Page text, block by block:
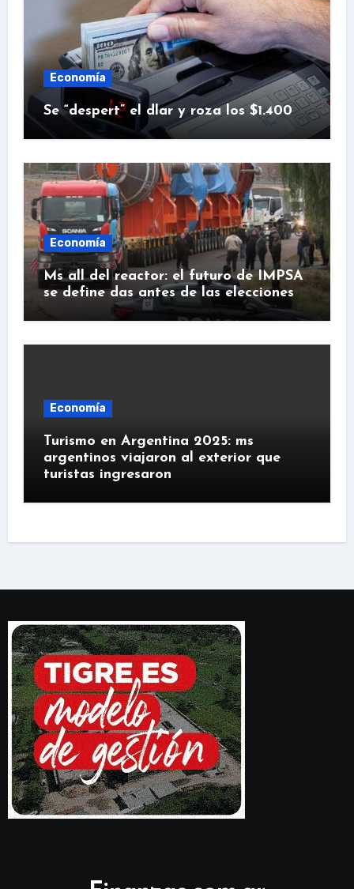
Economía
Se “despert” el dlar y roza los $1.400
Economía
Ms all del reactor: el futuro de IMPSA
se define das antes de las elecciones
Economía
Turismo en Argentina 2025: ms
argentinos viajaron al exterior que
turistas ingresaron